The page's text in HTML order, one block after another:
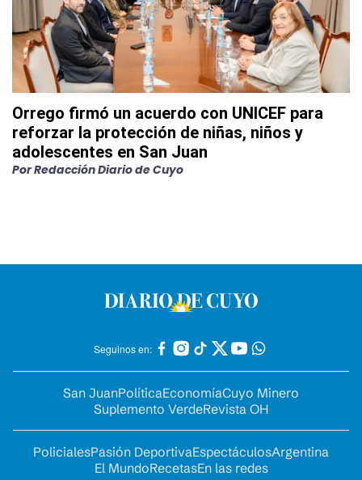
Orrego firmó un acuerdo con UNICEF para
reforzar la protección de niñas, niños y
adolescentes en San Juan
PorRedacción Diario de Cuyo
Seguinos en:
San JuanPolíticaEconomíaCuyo Minero
Suplemento VerdeRevista OH
PolicialesPasión DeportivaEspectáculosArgentina
El MundoRecetasEn las redes